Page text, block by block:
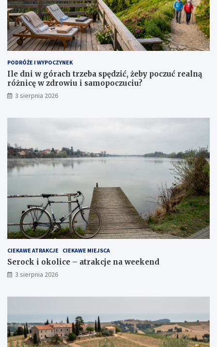
PODRÓŻE I WYPOCZYNEK
Ile dni w górach trzeba spędzić, żeby poczuć realną
różnicę w zdrowiu i samopoczuciu?
3 sierpnia 2026
CIEKAWE ATRAKCJE CIEKAWE MIEJSCA
Serock i okolice – atrakcje na weekend
3 sierpnia 2026